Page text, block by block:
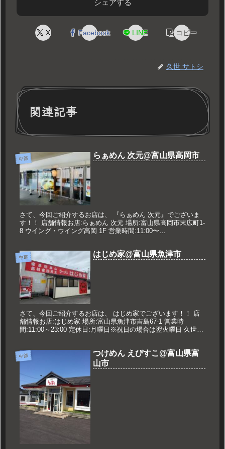
シェアする
X Facebook LINE コピー
久世 サトシ
関連記事
中部 らぁめん 次元@富山県高岡市
さて、今回ご紹介するお店は、 『らぁめん 次元』でございま
す！！ 店舗情報お店:らぁめん 次元 場所:富山県高岡市末広町1-
8 ウイング・ウイング高岡 1F 営業時間:11:00〜
中部 はじめ家@富山県魚津市
さて、今回ご紹介するお店は、 はじめ家でございます！！ 店
舗情報お店:はじめ家 場所:富山県魚津市吉島67-1 営業時
間:11:00～23:00 定休日:月曜日※祝日の場合は翌火曜日 久世の
中部
つけめん えびすこ@富山県富
山市